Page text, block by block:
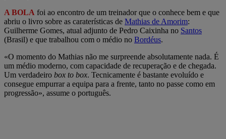
A BOLA foi ao encontro de um treinador que o conhece bem e que
abriu o livro sobre as caraterísticas de Mathias de Amorim:
Guilherme Gomes, atual adjunto de Pedro Caixinha no Santos
(Brasil) e que trabalhou com o médio no Bordéus.
«O momento do Mathias não me surpreende absolutamente nada. É
um médio moderno, com capacidade de recuperação e de chegada.
Um verdadeiro box to box. Tecnicamente é bastante evoluído e
consegue empurrar a equipa para a frente, tanto no passe como em
progressão», assume o português.